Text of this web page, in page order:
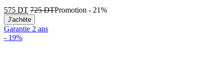
575 DT 725DTPromotion - 21%
J'achète
Garantie 2 ans
- 19%